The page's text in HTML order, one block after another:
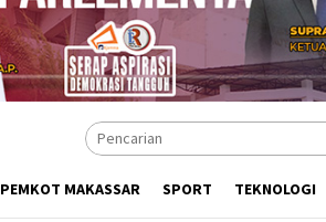
PEMKOT MAKASSAR SPORT TEKNOLOGI